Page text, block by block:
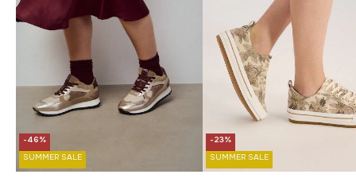
-46%
SUMMER SALE
-23%
SUMMER SALE